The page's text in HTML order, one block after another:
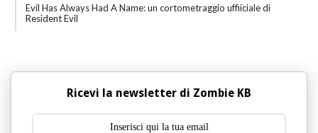
Evil Has Always Had A Name: un cortometraggio uffiiciale di
Resident Evil
Ricevi la newsletter di Zombie KB